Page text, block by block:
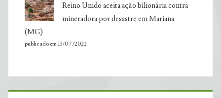
Reino Unido aceita ação bilionária contra
mineradora por desastre em Mariana
(MG)
publicado em 13/07/2022